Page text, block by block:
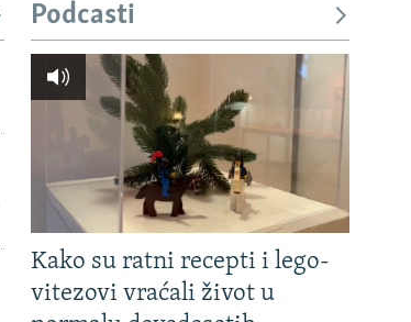
Podcasti
Kako su ratni recepti i lego-
vitezovi vraćali život u